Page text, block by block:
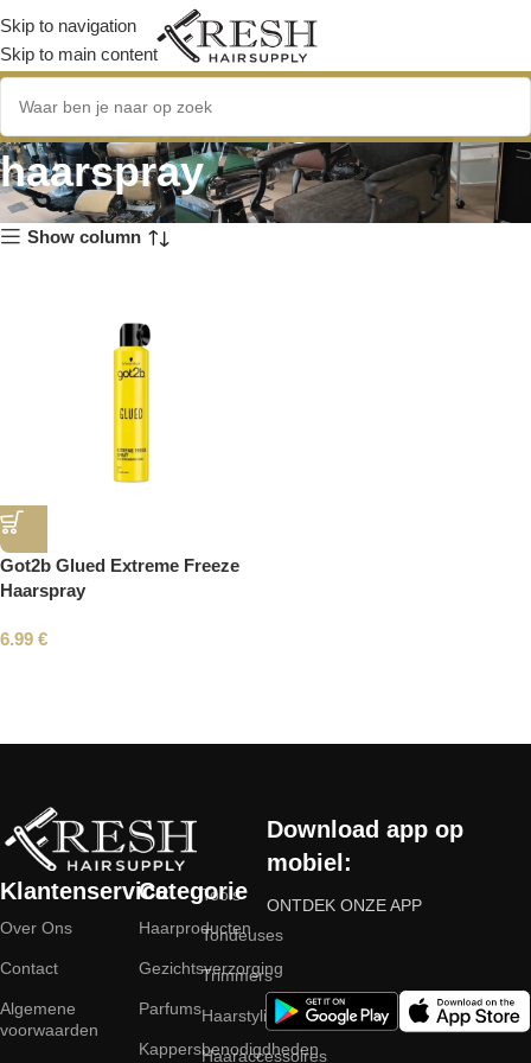
Skip to navigation
Skip to main content
waterbestendige
haarspray
Show column
Got2b Glued Extreme Freeze
Haarspray
6.99 €
Klantenservice
Over Ons
Contact
Algemene
voorwaarden
Categorie
Haarproducten
Gezichtsverzorging
Parfums
Kappersbenodigdheden
Tools
Tondeuses
Trimmers
Haarstyling
Haaraccessoires
Download app op
mobiel:
ONTDEK ONZE APP